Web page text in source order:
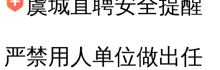
虞城直聘安全提醒
严禁用人单位做出任